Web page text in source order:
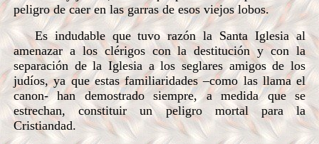
peligro de caer en las garras de esos viejos lobos.
Es indudable que tuvo razón la Santa Iglesia al
amenazar a los clérigos con la destitución y con la
separación de la Iglesia a los seglares amigos de los
judíos, ya que estas familiaridades –como las llama el
canon- han demostrado siempre, a medida que se
estrechan, constituir un peligro mortal para la
Cristiandad.